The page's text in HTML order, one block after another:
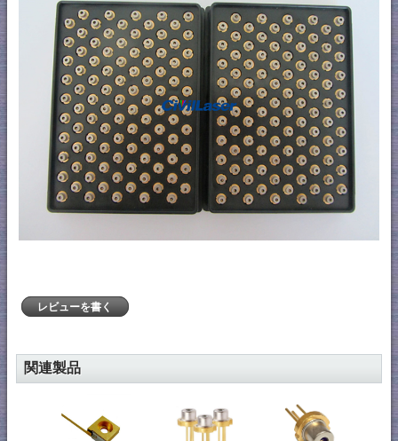
レビューを書く
関連製品